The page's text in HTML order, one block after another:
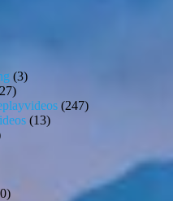
(3)
(247)
(13)